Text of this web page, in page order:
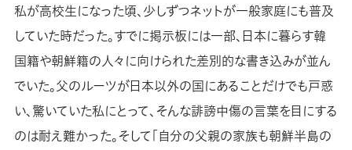
私が高校生になった頃、少しずつネットが一般家庭にも普及
していた時だった。すでに掲示板には一部、日本に暮らす韓
国籍や朝鮮籍の人々に向けられた差別的な書き込みが並ん
でいた。父のルーツが日本以外の国にあることだけでも戸惑
い、驚いていた私にとって、そんな誹謗中傷の言葉を目にする
のは耐え難かった。そして「自分の父親の家族も朝鮮半島の